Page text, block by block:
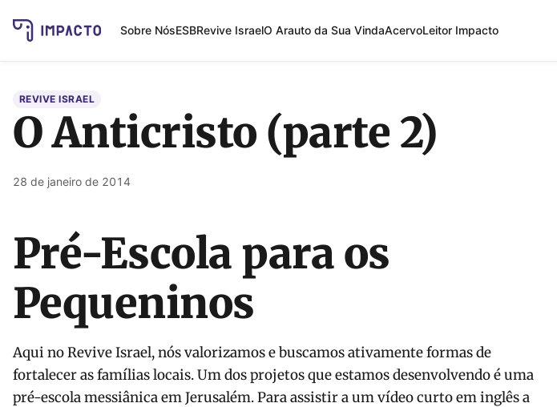
Sobre NósESBRevive IsraelO Arauto da Sua VindaAcervoLeitor Impacto
REVIVE ISRAEL
O Anticristo (parte 2)
28 de janeiro de 2014
Pré-Escola para os
Pequeninos
Aqui no Revive Israel, nós valorizamos e buscamos ativamente formas de
fortalecer as famílias locais. Um dos projetos que estamos desenvolvendo é uma
pré-escola messiânica em Jerusalém. Para assistir a um vídeo curto em inglês a